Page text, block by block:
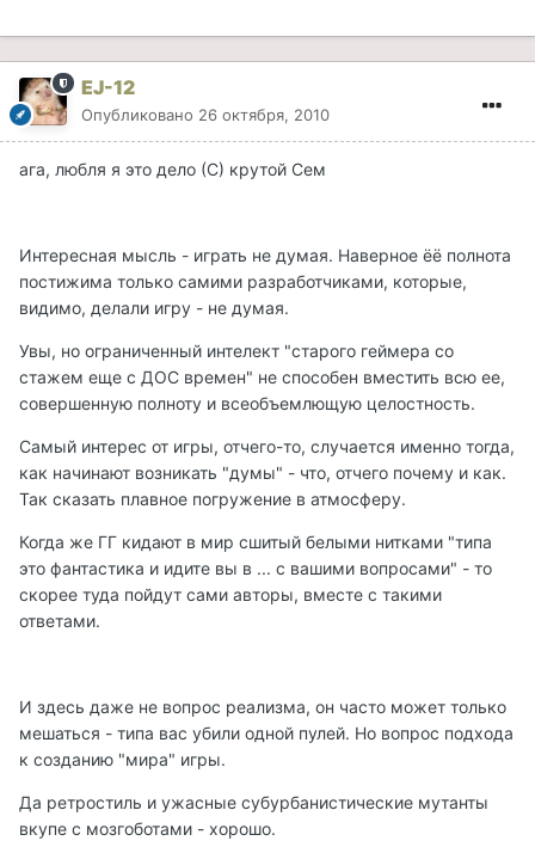
EJ-12
Опубликовано 26 октября, 2010
ага, любля я это дело (С) крутой Сем
Интересная мысль - играть не думая. Наверное ёё полнота
постижима только самими разработчиками, которые,
видимо, делали игру - не думая.
Увы, но ограниченный интелект "старого геймера со
стажем еще с ДОС времен" не способен вместить всю ее,
совершенную полноту и всеобъемлющую целостность.
Самый интерес от игры, отчего-то, случается именно тогда,
как начинают возникать "думы" - что, отчего почему и как.
Так сказать плавное погружение в атмосферу.
Когда же ГГ кидают в мир сшитый белыми нитками "типа
это фантастика и идите вы в ... с вашими вопросами" - то
скорее туда пойдут сами авторы, вместе с такими
ответами.
И здесь даже не вопрос реализма, он часто может только
мешаться - типа вас убили одной пулей. Но вопрос подхода
к созданию "мира" игры.
Да ретростиль и ужасные субурбанистические мутанты
вкупе с мозгоботами - хорошо.